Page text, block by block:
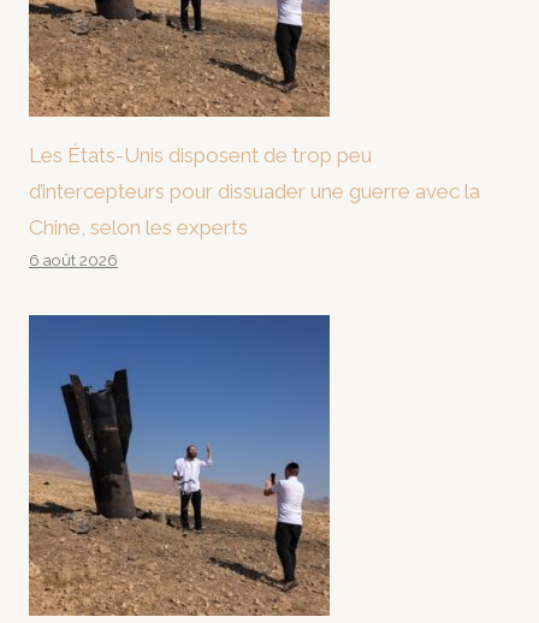
Les États-Unis disposent de trop peu
d’intercepteurs pour dissuader une guerre avec la
Chine, selon les experts
6 août 2026